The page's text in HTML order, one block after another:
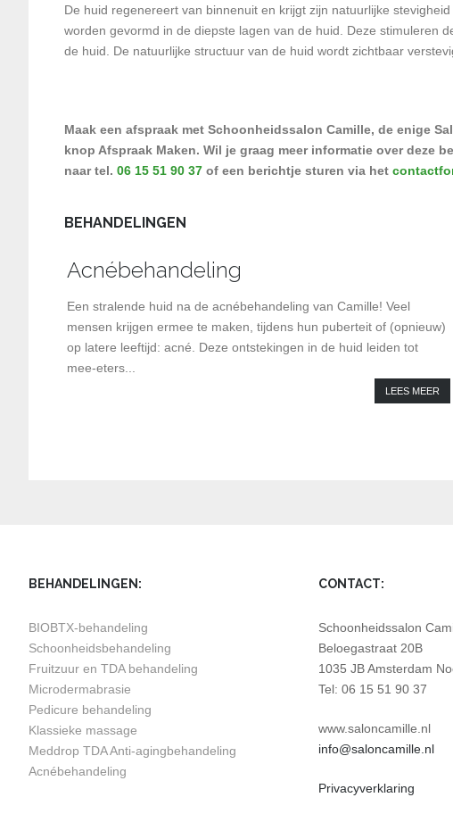
De huid regenereert van binnenuit en krijgt zijn natuurlijke
worden gevormd in de diepste lagen van de huid. Deze stimuleren
de huid. De natuurlijke structuur van de huid wordt zichtbaar
Maak een afspraak met Schoonheidssalon Camille, de enige
knop Afspraak Maken. Wil je graag meer informatie over deze
naar tel. 06 15 51 90 37 of een berichtje sturen via het
BEHANDELINGEN
Acnébehandeling
Een stralende huid na de acnébehandeling van Camille! Veel
mensen krijgen ermee te maken, tijdens hun puberteit of (opnieuw)
op latere leeftijd: acné. Deze ontstekingen in de huid leiden tot
mee-eters...
LEES MEER
BEHANDELINGEN:
BIOBTX-behandeling
Schoonheidsbehandeling
Fruitzuur en TDA behandeling
Microdermabrasie
Pedicure behandeling
Klassieke massage
Meddrop TDA Anti-agingbehandeling
Acnébehandeling
CONTACT:
Schoonheidssalon
Beloegastraat 20B
1035 JB Amsterdam
Tel: 06 15 51 90 37
www.saloncamille.nl
info@saloncamille.nl
Privacyverklaring